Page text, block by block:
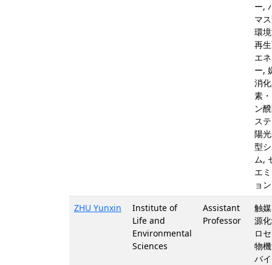
ー,
マ
環
再
エ
ー,
消
素
ン
ス
陽
型
ム,
エ
ョン
ZHU Yunxin
Institute of
Life and
Environmental
Sciences
Assistant
Professor
触
源
ロ
物
バ